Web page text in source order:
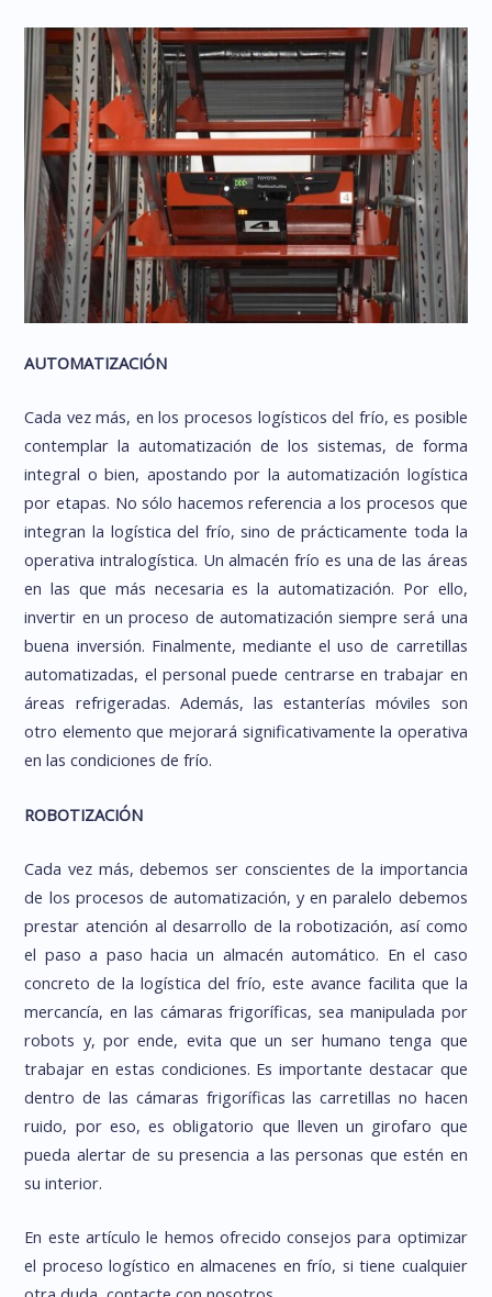
AUTOMATIZACIÓN
Cada vez más, en los procesos logísticos del frío, es posible
contemplar la automatización de los sistemas, de forma
integral o bien, apostando por la automatización logística
por etapas. No sólo hacemos referencia a los procesos que
integran la logística del frío, sino de prácticamente toda la
operativa intralogística. Un almacén frío es una de las áreas
en las que más necesaria es la automatización. Por ello,
invertir en un proceso de automatización siempre será una
buena inversión. Finalmente, mediante el uso de carretillas
automatizadas, el personal puede centrarse en trabajar en
áreas refrigeradas. Además, las estanterías móviles son
otro elemento que mejorará significativamente la operativa
en las condiciones de frío.
ROBOTIZACIÓN
Cada vez más, debemos ser conscientes de la importancia
de los procesos de automatización, y en paralelo debemos
prestar atención al desarrollo de la robotización, así como
el paso a paso hacia un almacén automático. En el caso
concreto de la logística del frío, este avance facilita que la
mercancía, en las cámaras frigoríficas, sea manipulada por
robots y, por ende, evita que un ser humano tenga que
trabajar en estas condiciones. Es importante destacar que
dentro de las cámaras frigoríficas las carretillas no hacen
ruido, por eso, es obligatorio que lleven un girofaro que
pueda alertar de su presencia a las personas que estén en
su interior.
En este artículo le hemos ofrecido consejos para optimizar
el proceso logístico en almacenes en frío, si tiene cualquier